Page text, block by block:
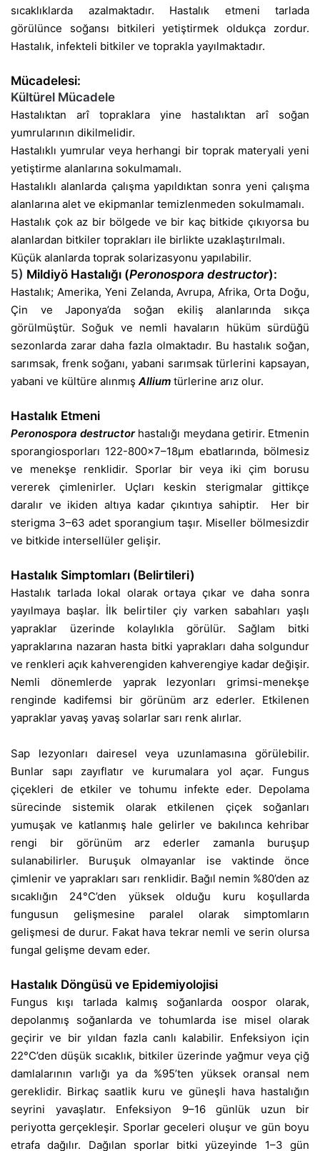
sıcaklıklarda azalmaktadır. Hastalık etmeni tarlada
görülünce soğansı bitkileri yetiştirmek oldukça zordur.
Hastalık, infekteli bitkiler ve toprakla yayılmaktadır.
Mücadelesi:
Kültürel Mücadele
Hastalıktan arî topraklara yine hastalıktan arî soğan
yumrularının dikilmelidir.
Hastalıklı yumrular veya herhangi bir toprak materyali yeni
yetiştirme alanlarına sokulmamalı.
Hastalıklı alanlarda çalışma yapıldıktan sonra yeni çalışma
alanlarına alet ve ekipmanlar temizlenmeden sokulmamalı.
Hastalık çok az bir bölgede ve bir kaç bitkide çıkıyorsa bu
alanlardan bitkiler toprakları ile birlikte uzaklaştırılmalı.
Küçük alanlarda toprak solarizasyonu yapılabilir.
5) Mildiyö Hastalığı (Peronospora destructor):
Hastalık; Amerika, Yeni Zelanda, Avrupa, Afrika, Orta Doğu,
Çin ve Japonya’da soğan ekiliş alanlarında sıkça
görülmüştür. Soğuk ve nemli havaların hüküm sürdüğü
sezonlarda zarar daha fazla olmaktadır. Bu hastalık soğan,
sarımsak, frenk soğanı, yabani sarımsak türlerini kapsayan,
yabani ve kültüre alınmışAllium türlerine arız olur.
Hastalık Etmeni
Peronospora destructorhastalığı meydana getirir. Etmenin
sporangiosporları 122-800×7–18µm ebatlarında, bölmesiz
ve menekşe renklidir. Sporlar bir veya iki çim borusu
vererek çimlenirler. Uçları keskin sterigmalar gittikçe
daralır ve ikiden altıya kadar çıkıntıya sahiptir. Her bir
sterigma 3–63 adet sporangium taşır. Miseller bölmesizdir
ve bitkide intersellüler gelişir.
Hastalık Simptomları (Belirtileri)
Hastalık tarlada lokal olarak ortaya çıkar ve daha sonra
yayılmaya başlar. İlk belirtiler çiy varken sabahları yaşlı
yapraklar üzerinde kolaylıkla görülür. Sağlam bitki
yapraklarına nazaran hasta bitki yaprakları daha solgundur
ve renkleri açık kahverengiden kahverengiye kadar değişir.
Nemli dönemlerde yaprak lezyonları grimsi-menekşe
renginde kadifemsi bir görünüm arz ederler. Etkilenen
yapraklar yavaş yavaş solarlar sarı renk alırlar.
Sap lezyonları dairesel veya uzunlamasına görülebilir.
Bunlar sapı zayıflatır ve kurumalara yol açar. Fungus
çiçekleri de etkiler ve tohumu infekte eder. Depolama
sürecinde sistemik olarak etkilenen çiçek soğanları
yumuşak ve katlanmış hale gelirler ve bakılınca kehribar
rengi bir görünüm arz ederler zamanla buruşup
sulanabilirler. Buruşuk olmayanlar ise vaktinde önce
çimlenir ve yaprakları sarı renklidir. Bağıl nemin %80’den az
sıcaklığın 24°C’den yüksek olduğu kuru koşullarda
fungusun gelişmesine paralel olarak simptomların
gelişmesi de durur. Fakat hava tekrar nemli ve serin olursa
fungal gelişme devam eder.
Hastalık Döngüsü ve Epidemiyolojisi
Fungus kışı tarlada kalmış soğanlarda oospor olarak,
depolanmış soğanlarda ve tohumlarda ise misel olarak
geçirir ve bir yıldan fazla canlı kalabilir. Enfeksiyon için
22°C’den düşük sıcaklık, bitkiler üzerinde yağmur veya çiğ
damlalarının varlığı ya da %95’ten yüksek oransal nem
gereklidir. Birkaç saatlik kuru ve güneşli hava hastalığın
seyrini yavaşlatır. Enfeksiyon 9–16 günlük uzun bir
periyotta gerçekleşir. Sporlar geceleri oluşur ve gün boyu
etrafa dağılır. Dağılan sporlar bitki yüzeyinde 1–3 gün